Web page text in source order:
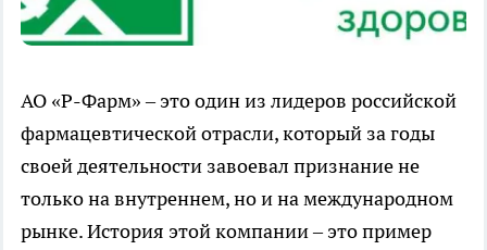
АО «Р-Фарм» – это один из лидеров российской
фармацевтической отрасли, который за годы
своей деятельности завоевал признание не
только на внутреннем, но и на международном
рынке. История этой компании – это пример